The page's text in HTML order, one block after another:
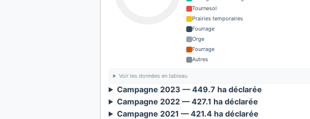
Tournesol
Prairies temporaires
Fourrage
Orge
Fourrage
Autres
Voir les données en tableau
Campagne 2023 — 449.7 ha déclarée
Campagne 2022 — 427.1 ha déclarée
Campagne 2021 — 421.4 ha déclarée